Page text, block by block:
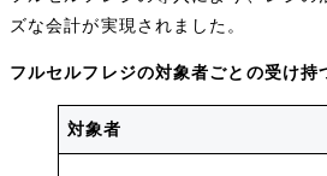
ズな会計が実現されました。
フルセルフレジの対象者ごとの受け持
対象者